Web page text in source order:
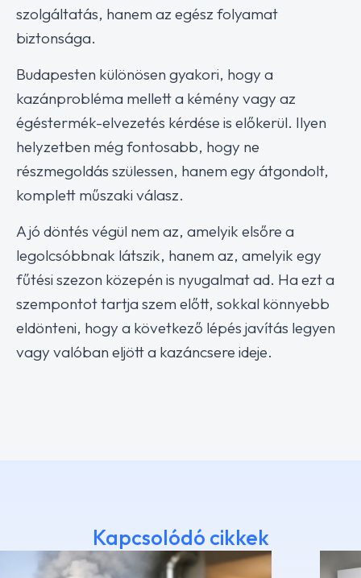
szolgáltatás, hanem az egész folyamat
biztonsága.
Budapesten különösen gyakori, hogy a
kazánprobléma mellett a kémény vagy az
égéstermék-elvezetés kérdése is előkerül. Ilyen
helyzetben még fontosabb, hogy ne
részmegoldás szülessen, hanem egy átgondolt,
komplett műszaki válasz.
A jó döntés végül nem az, amelyik elsőre a
legolcsóbbnak látszik, hanem az, amelyik egy
fűtési szezon közepén is nyugalmat ad. Ha ezt a
szempontot tartja szem előtt, sokkal könnyebb
eldönteni, hogy a következő lépés javítás legyen
vagy valóban eljött a kazáncsere ideje.
Kapcsolódó cikkek